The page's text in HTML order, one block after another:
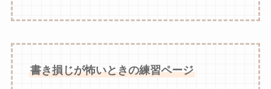
書き損じが怖いときの練習ページ